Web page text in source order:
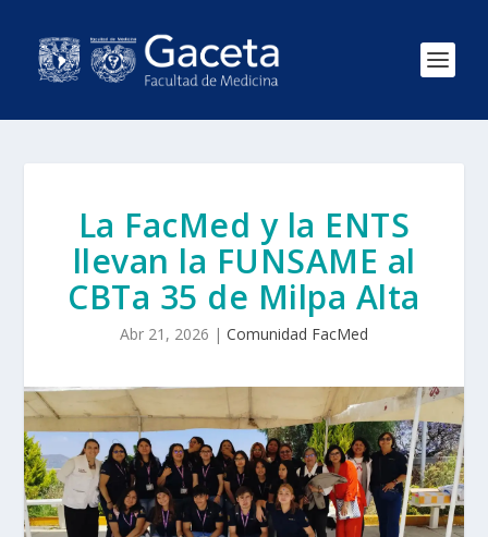
La FacMed y la ENTS
llevan la FUNSAME al
CBTa 35 de Milpa Alta
Abr 21, 2026 | Comunidad FacMed